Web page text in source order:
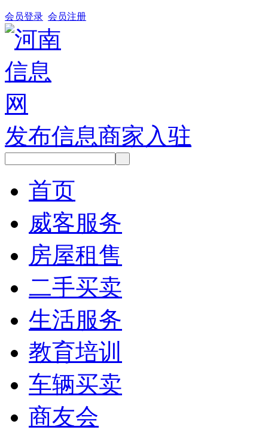
会员登录 会员注册
发布信息商家入驻
首页
威客服务
房屋租售
二手买卖
生活服务
教育培训
车辆买卖
商友会